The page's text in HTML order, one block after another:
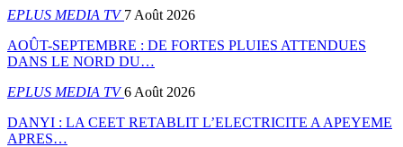
EPLUS MEDIA TV7 Août 2026
AOÛT-SEPTEMBRE : DE FORTES PLUIES ATTENDUES
DANS LE NORD DU…
EPLUS MEDIA TV6 Août 2026
DANYI : LA CEET RETABLIT L’ELECTRICITE A APEYEME
APRES…